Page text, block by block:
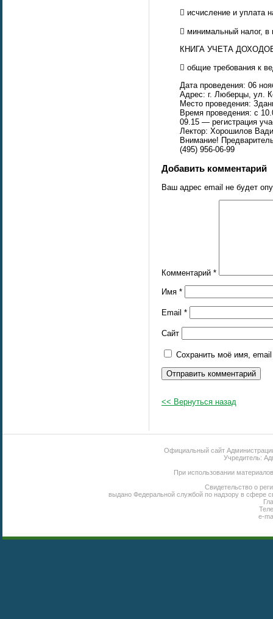
 исчисление и уплата
 минимальный налог, в
КНИГА УЧЕТА
 общие требования к
Дата проведения: 06
Адрес: г. Люберцы, ул.
Место проведения:
Время проведения: с
09.15 — регистрация
Лектор: Хорошилов
Внимание!
(495) 956-06-99
Добавить комментарий
Ваш адрес email не будет
Комментарий *
Имя *
Email *
Сайт
Сохранить моё имя,
<< Вернуться назад
Официальный сайт
Учредитель:
При использовании
Свидетельство о
выдано Федеральной службой по надзору в сфере
e-